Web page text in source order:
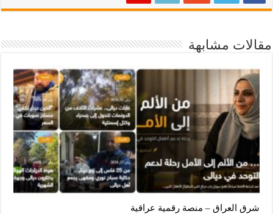
مقالات مشابهة
شرق العراق – منصة رقمية عراقية